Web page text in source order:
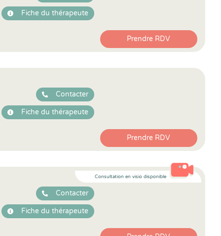
Fiche du thérapeute
Prendre RDV
Contacter
Fiche du thérapeute
Prendre RDV
Consultation en visio disponible
Contacter
Fiche du thérapeute